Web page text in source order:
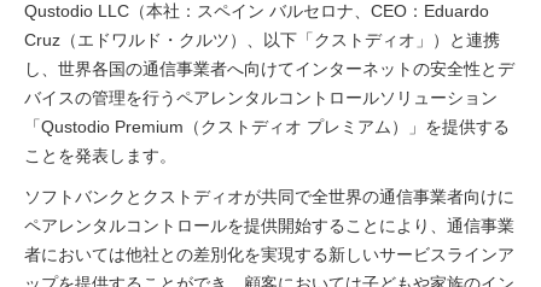
Qustodio LLC（本社：スペイン バルセロナ、CEO：Eduardo
Cruz（エドワルド・クルツ）、以下「クストディオ」）と連携
し、世界各国の通信事業者へ向けてインターネットの安全性とデ
バイスの管理を行うペアレンタルコントロールソリューション
「Qustodio Premium（クストディオ プレミアム）」を提供する
ことを発表します。
ソフトバンクとクストディオが共同で全世界の通信事業者向けに
ペアレンタルコントロールを提供開始することにより、通信事業
者においては他社との差別化を実現する新しいサービスラインア